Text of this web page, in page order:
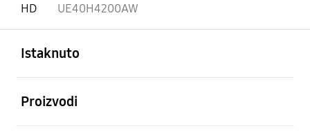
HD
UE40H4200AW
Istaknuto
Proizvodi